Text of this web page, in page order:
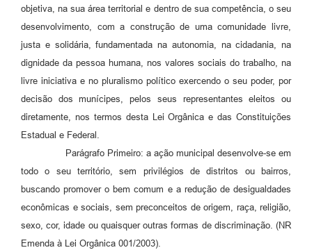
objetiva, na sua área territorial e dentro de sua competência, o seu
desenvolvimento, com a construção de uma comunidade livre,
justa e solidária, fundamentada na autonomia, na cidadania, na
dignidade da pessoa humana, nos valores sociais do trabalho, na
livre iniciativa e no pluralismo político exercendo o seu poder, por
decisão dos munícipes, pelos seus representantes eleitos ou
diretamente, nos termos desta Lei Orgânica e das Constituições
Estadual e Federal.
Parágrafo Primeiro: a ação municipal desenvolve-se em
todo o seu território, sem privilégios de distritos ou bairros,
buscando promover o bem comum e a redução de desigualdades
econômicas e sociais, sem preconceitos de origem, raça, religião,
sexo, cor, idade ou quaisquer outras formas de discriminação. (NR
Emenda à Lei Orgânica 001/2003).